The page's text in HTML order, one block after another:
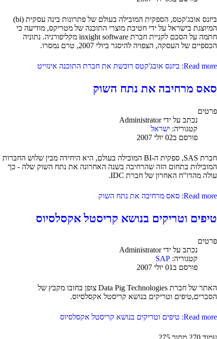
ביזנס אובג'קטס, הספקית המובילה בעולם של פתרונות בינה עסקית (bi)
המיוצגת בישראל על ידי חטיבת מוצרי התוכנה של מטריקס, מודיעה כי
חתמה על הסכם לקניית חברת inxight software מקליפורניה. נתוניה
הכספיים של העסקה, הצפויה להיסגר ביולי 2007, טרם נמסרו.
Read more: ביזנס אובג'קטס רוכשת את חברת התוכנה אינזייט
סאס מרחיבה את נתח השוק
פרטים
נכתב על ידיAdministrator
קטגוריה: ישראל
פורסם ב02 יולי 2007
חברת SAS, ספקית ה-BI המובילה בעולם, היא היחידה מבין שלוש החברות
המובילות בתחום הזה שהרחיבה בשנה האחרונה את נתח השוק שלה - כך
עולה מהדו"ח האחרון של חברת IDC.
Read more: סאס מרחיבה את נתח השוק
טיפים וטריקים בנושא קריסטל אקסלסיוס
פרטים
נכתב על ידיAdministrator
קטגוריה: SAP
פורסם ב01 יולי 2007
האתר של חברת Data Pig Technologies צופן בחובו מקבץ של
הסברים,טיפים וטריקים בנושא קריסטל אקסלסיוס.
Read more: טיפים וטריקים בנושא קריסטל אקסלסיוס
עמוד 270 מתוך 275